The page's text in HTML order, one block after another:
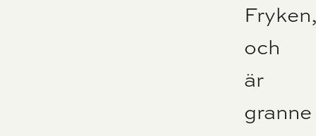
och
är
granne